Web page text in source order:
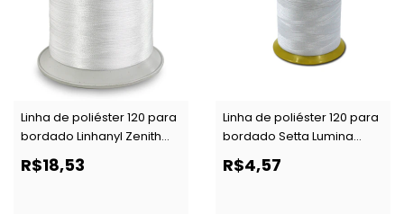
Linha de poliéster 120 para
bordado Linhanyl Zenith
branca c/ 4000 m
R$18,53
Linha de poliéster 120 para
bordado Setta Lumina
branca c/ 1000 m
R$4,57